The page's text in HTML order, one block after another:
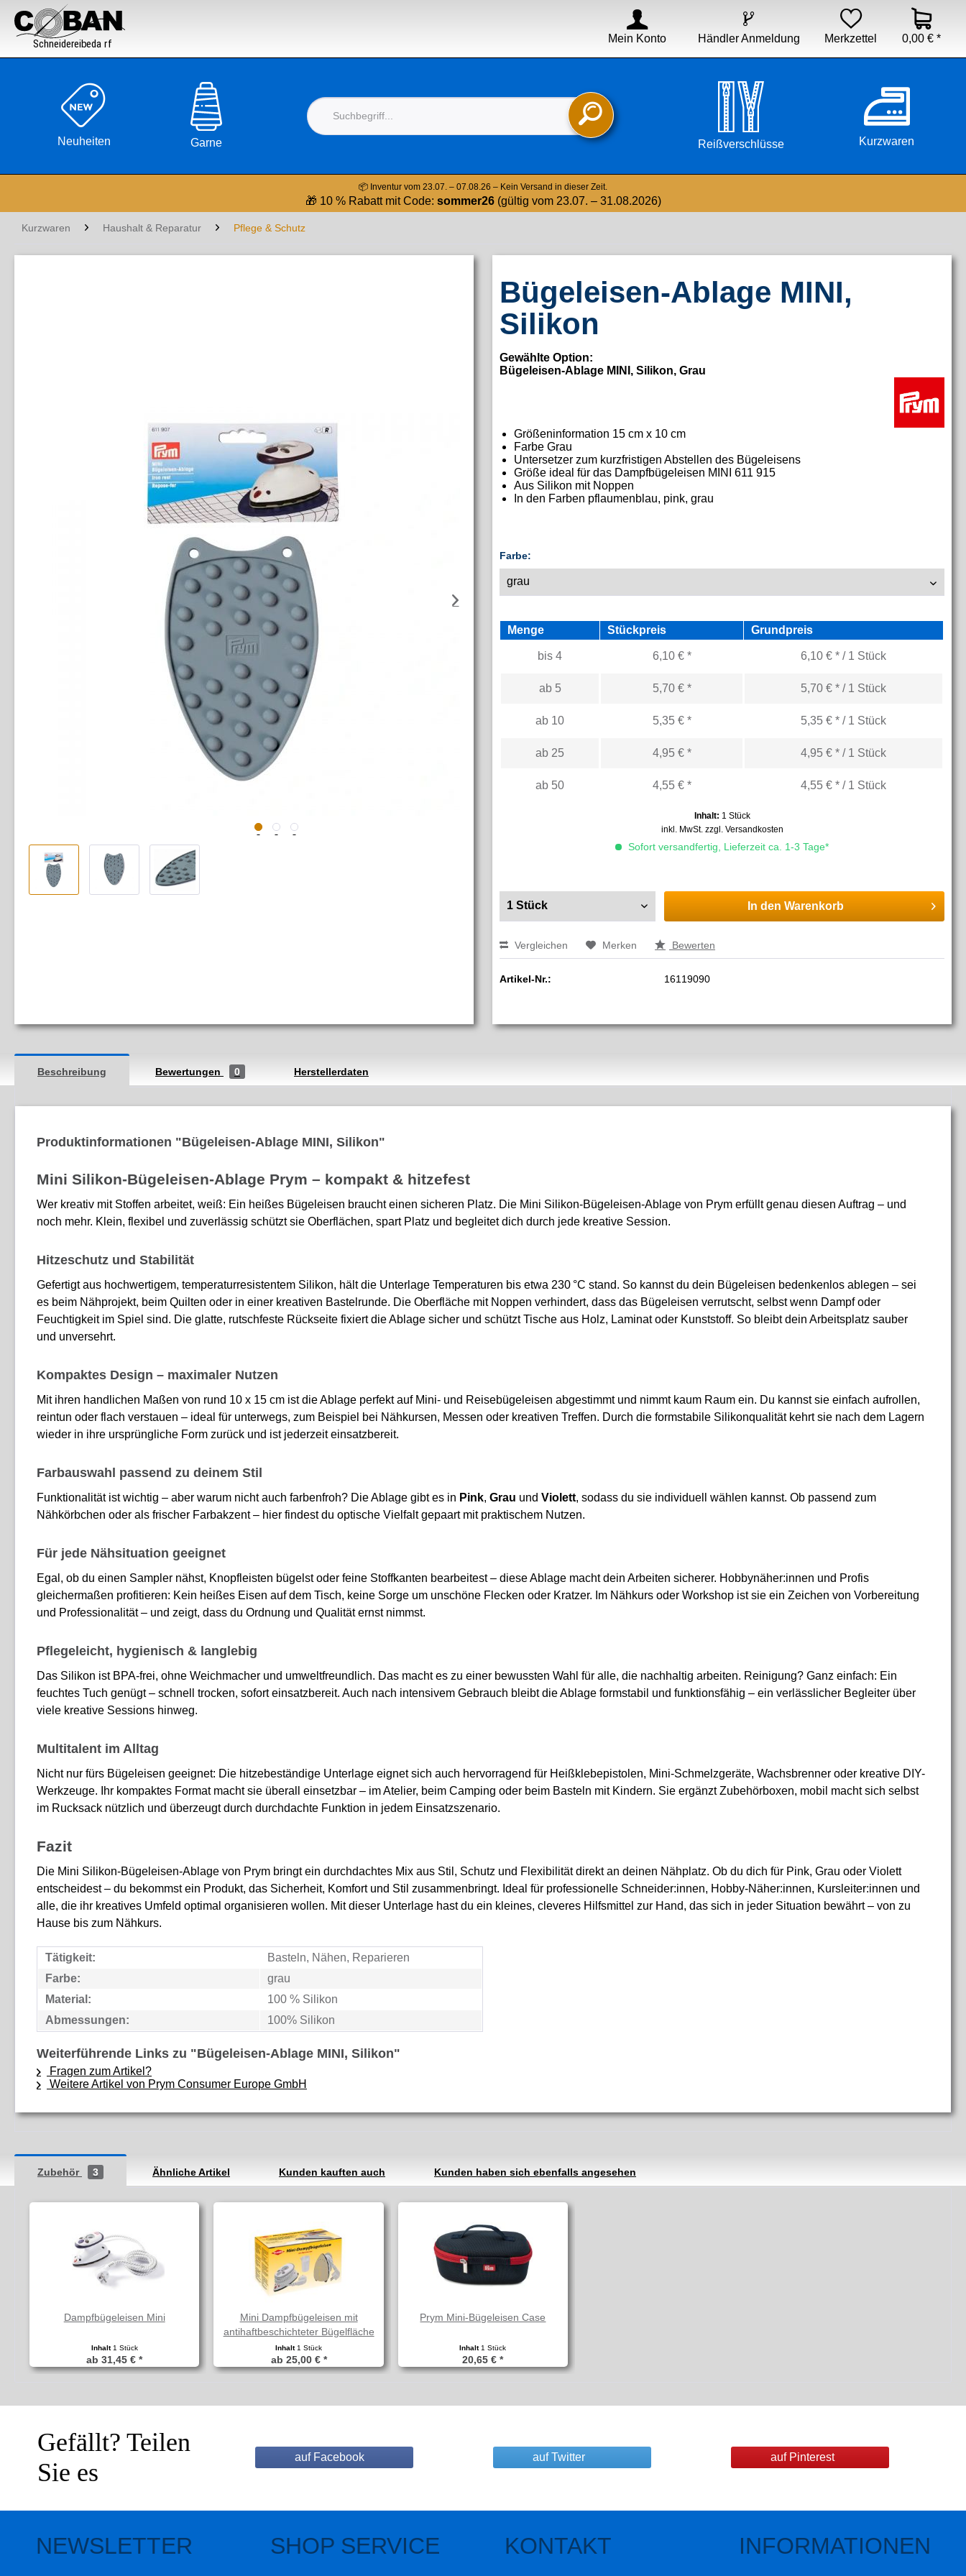
Mein Konto Händler Anmeldung

Merkzettel

0,00 € *

Neuheiten Garne

Reißverschlüsse Kurzwaren
📦 Inventur vom 23.07. – 07.08.26 – Kein Versand in dieser Zeit.
🎁 10 % Rabatt mit Code: sommer26(gültig vom 23.07. – 31.08.2026)
Kurzwaren Haushalt & Reparatur Pflege & Schutz
Bügeleisen-Ablage MINI,
Silikon
Gewählte Option:
Bügeleisen-Ablage MINI, Silikon, Grau
Größeninformation 15 cm x 10 cm
Farbe Grau
Untersetzer zum kurzfristigen Abstellen des Bügeleisens
Größe ideal für das Dampfbügeleisen MINI 611 915
Aus Silikon mit Noppen
In den Farben pflaumenblau, pink, grau
Farbe:
Menge Stückpreis Grundpreis
bis4 6,10 € * 6,10 € * / 1 Stück
ab 5 5,70 € * 5,70 € * / 1 Stück
ab 10 5,35 € * 5,35 € * / 1 Stück
ab 25 4,95 € * 4,95 € * / 1 Stück
ab 50 4,55 € * 4,55 € * / 1 Stück
Inhalt: 1 Stück
inkl. MwSt. zzgl. Versandkosten
Sofort versandfertig, Lieferzeit ca. 1-3 Tage*
In den Warenkorb
Vergleichen Merken Bewerten
Artikel-Nr.: 16119090
Beschreibung Bewertungen 0 Herstellerdaten
Produktinformationen "Bügeleisen-Ablage MINI, Silikon"
Mini Silikon-Bügeleisen-Ablage Prym – kompakt & hitzefest
Wer kreativ mit Stoffen arbeitet, weiß: Ein heißes Bügeleisen braucht einen sicheren Platz. Die Mini Silikon-Bügeleisen-Ablage von Prym erfüllt genau diesen Auftrag – und
noch mehr. Klein, flexibel und zuverlässig schützt sie Oberflächen, spart Platz und begleitet dich durch jede kreative Session.
Hitzeschutz und Stabilität
Gefertigt aus hochwertigem, temperaturresistentem Silikon, hält die Unterlage Temperaturen bis etwa 230 °C stand. So kannst du dein Bügeleisen bedenkenlos ablegen – sei
es beim Nähprojekt, beim Quilten oder in einer kreativen Bastelrunde. Die Oberfläche mit Noppen verhindert, dass das Bügeleisen verrutscht, selbst wenn Dampf oder
Feuchtigkeit im Spiel sind. Die glatte, rutschfeste Rückseite fixiert die Ablage sicher und schützt Tische aus Holz, Laminat oder Kunststoff. So bleibt dein Arbeitsplatz sauber
und unversehrt.
Kompaktes Design – maximaler Nutzen
Mit ihren handlichen Maßen von rund 10 x 15 cm ist die Ablage perfekt auf Mini- und Reisebügeleisen abgestimmt und nimmt kaum Raum ein. Du kannst sie einfach aufrollen,
reintun oder flach verstauen – ideal für unterwegs, zum Beispiel bei Nähkursen, Messen oder kreativen Treffen. Durch die formstabile Silikonqualität kehrt sie nach dem Lagern
wieder in ihre ursprüngliche Form zurück und ist jederzeit einsatzbereit.
Farbauswahl passend zu deinem Stil
Funktionalität ist wichtig – aber warum nicht auch farbenfroh? Die Ablage gibt es in Pink, Grau und Violett, sodass du sie individuell wählen kannst. Ob passend zum
Nähkörbchen oder als frischer Farbakzent – hier findest du optische Vielfalt gepaart mit praktischem Nutzen.
Für jede Nähsituation geeignet
Egal, ob du einen Sampler nähst, Knopfleisten bügelst oder feine Stoffkanten bearbeitest – diese Ablage macht dein Arbeiten sicherer. Hobbynäher:innen und Profis
gleichermaßen profitieren: Kein heißes Eisen auf dem Tisch, keine Sorge um unschöne Flecken oder Kratzer. Im Nähkurs oder Workshop ist sie ein Zeichen von Vorbereitung
und Professionalität – und zeigt, dass du Ordnung und Qualität ernst nimmst.
Pflegeleicht, hygienisch & langlebig
Das Silikon ist BPA-frei, ohne Weichmacher und umweltfreundlich. Das macht es zu einer bewussten Wahl für alle, die nachhaltig arbeiten. Reinigung? Ganz einfach: Ein
feuchtes Tuch genügt – schnell trocken, sofort einsatzbereit. Auch nach intensivem Gebrauch bleibt die Ablage formstabil und funktionsfähig – ein verlässlicher Begleiter über
viele kreative Sessions hinweg.
Multitalent im Alltag
Nicht nur fürs Bügeleisen geeignet: Die hitzebeständige Unterlage eignet sich auch hervorragend für Heißklebepistolen, Mini-Schmelzgeräte, Wachsbrenner oder kreative DIY-
Werkzeuge. Ihr kompaktes Format macht sie überall einsetzbar – im Atelier, beim Camping oder beim Basteln mit Kindern. Sie ergänzt Zubehörboxen, mobil macht sich selbst
im Rucksack nützlich und überzeugt durch durchdachte Funktion in jedem Einsatzszenario.
Fazit
Die Mini Silikon-Bügeleisen-Ablage von Prym bringt ein durchdachtes Mix aus Stil, Schutz und Flexibilität direkt an deinen Nähplatz. Ob du dich für Pink, Grau oder Violett
entscheidest – du bekommst ein Produkt, das Sicherheit, Komfort und Stil zusammenbringt. Ideal für professionelle Schneider:innen, Hobby-Näher:innen, Kursleiter:innen und
alle, die ihr kreatives Umfeld optimal organisieren wollen. Mit dieser Unterlage hast du ein kleines, cleveres Hilfsmittel zur Hand, das sich in jeder Situation bewährt – von zu
Hause bis zum Nähkurs.
Tätigkeit:
Basteln, Nähen, Reparieren
Farbe:
grau
Material:
100 % Silikon
Abmessungen:
100% Silikon
Weiterführende Links zu "Bügeleisen-Ablage MINI, Silikon"
Fragen zum Artikel?
Weitere Artikel von Prym Consumer Europe GmbH
Zubehör 3 Ähnliche Artikel Kunden kauften auch Kunden haben sich ebenfalls angesehen
Dampfbügeleisen Mini
Inhalt 1 Stück
ab 31,45 € *
Mini Dampfbügeleisen mit
antihaftbeschichteter Bügelfläche
Inhalt 1 Stück
ab 25,00 € *
Prym Mini-Bügeleisen Case
Inhalt 1 Stück
20,65 € *
Gefällt? Teilen
Sie es
auf Facebook auf Twitter auf Pinterest
NEWSLETTER SHOP SERVICE KONTAKT INFORMATIONEN